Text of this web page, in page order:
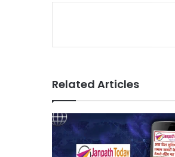
Related Articles